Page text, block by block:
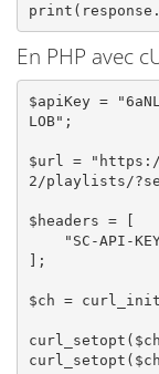
En PHP avec
$apiKey =
LOB";
$url = "https://
2/playlists/
$headers = [
];
$ch =
curl_setopt($ch,
curl_setopt($ch,